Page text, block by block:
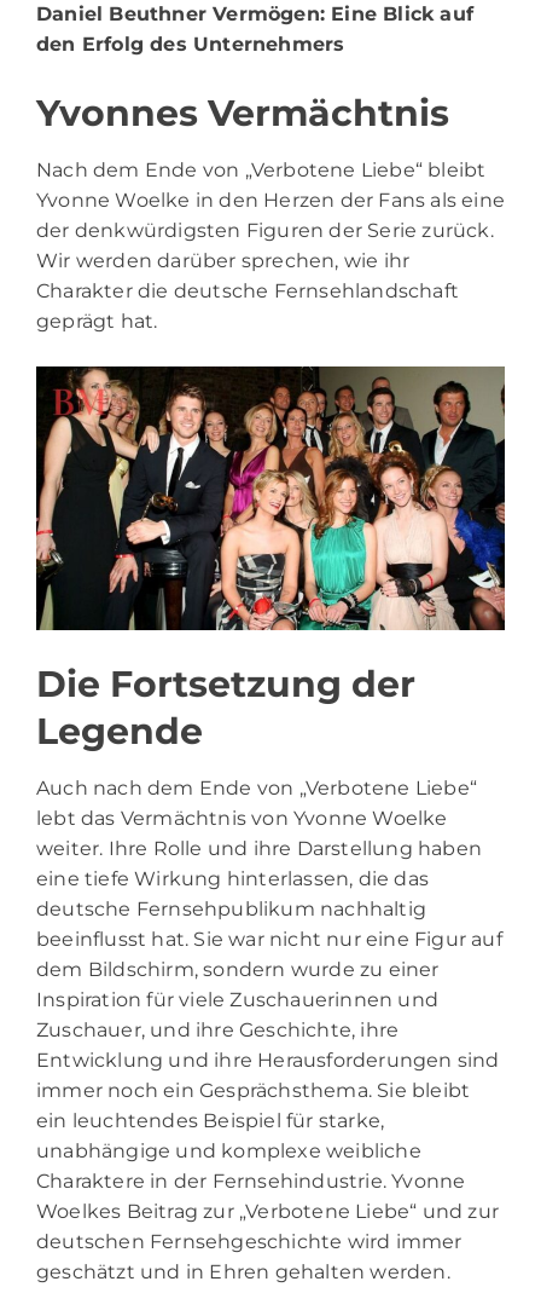
Daniel Beuthner Vermögen: Eine Blick auf
den Erfolg des Unternehmers
Yvonnes Vermächtnis
Nach dem Ende von „Verbotene Liebe“ bleibt
Yvonne Woelke in den Herzen der Fans als eine
der denkwürdigsten Figuren der Serie zurück.
Wir werden darüber sprechen, wie ihr
Charakter die deutsche Fernsehlandschaft
geprägt hat.
Die Fortsetzung der
Legende
Auch nach dem Ende von „Verbotene Liebe“
lebt das Vermächtnis von Yvonne Woelke
weiter. Ihre Rolle und ihre Darstellung haben
eine tiefe Wirkung hinterlassen, die das
deutsche Fernsehpublikum nachhaltig
beeinflusst hat. Sie war nicht nur eine Figur auf
dem Bildschirm, sondern wurde zu einer
Inspiration für viele Zuschauerinnen und
Zuschauer, und ihre Geschichte, ihre
Entwicklung und ihre Herausforderungen sind
immer noch ein Gesprächsthema. Sie bleibt
ein leuchtendes Beispiel für starke,
unabhängige und komplexe weibliche
Charaktere in der Fernsehindustrie. Yvonne
Woelkes Beitrag zur „Verbotene Liebe“ und zur
deutschen Fernsehgeschichte wird immer
geschätzt und in Ehren gehalten werden.